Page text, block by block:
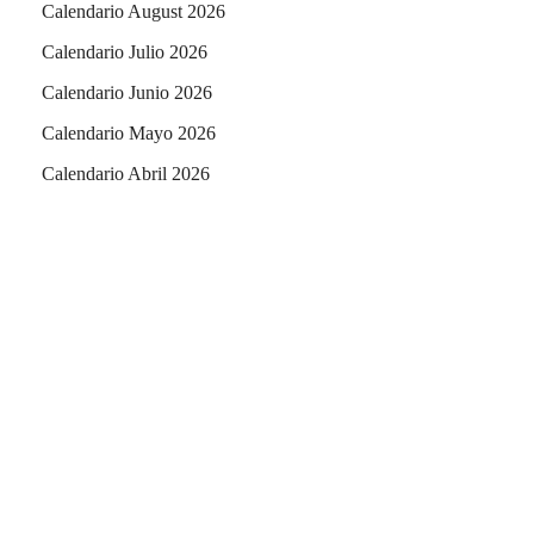
Calendario August 2026
Calendario Julio 2026
Calendario Junio 2026
Calendario Mayo 2026
Calendario Abril 2026